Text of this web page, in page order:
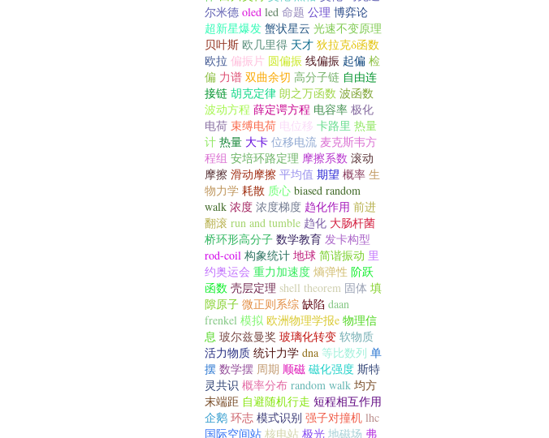
尔米德 oled led 命题 公理 博弈论
超新星爆发 蟹状星云 光速不变原理
贝叶斯 欧几里得 天才 狄拉克δ函数
欧拉 偏振片 圆偏振 线偏振 起偏 检
偏 力谱 双曲余切 高分子链 自由连
接链 胡克定律 朗之万函数 波函数
波动方程 薛定谔方程 电容率 极化
电荷 束缚电荷 电位移 卡路里 热量
计 热量 大卡 位移电流 麦克斯韦方
程组 安培环路定理 摩擦系数 滚动
摩擦 滑动摩擦 平均值 期望 概率 生
物力学 耗散 质心 biased random
walk 浓度 浓度梯度 趋化作用 前进
翻滚 run and tumble 趋化 大肠杆菌
桥环形高分子 数学教育 发卡构型
rod-coil 构象统计 地球 简谐振动 里
约奥运会 重力加速度 熵弹性 阶跃
函数 壳层定理 shell theorem 固体 填
隙原子 微正则系综 缺陷 daan
frenkel 模拟 欧洲物理学报e 物理信
息 玻尔兹曼奖 玻璃化转变 软物质
活力物质 统计力学 dna 等比数列 单
摆 数学摆 周期 顺磁 磁化强度 斯特
灵共识 概率分布 random walk 均方
末端距 自避随机行走 短程相互作用
企鹅 环志 模式识别 强子对撞机 lhc
国际空间站 核电站 极光 地磁场 弗